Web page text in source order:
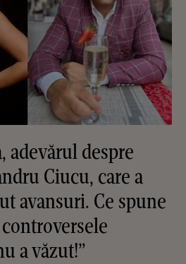
adevărul despre
Ciucu, care a
avansuri. Ce spune
a văzut!”